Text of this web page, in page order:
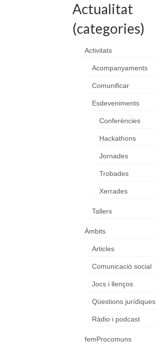
Actualitat
(categories)
Activitats
Acompanyaments
Comunificar
Esdeveniments
Conferències
Hackathons
Jornades
Trobades
Xerrades
Tallers
Àmbits
Articles
Comunicació social
Jocs i llenços
Qüestions jurídiques
Ràdio i podcast
femProcomuns